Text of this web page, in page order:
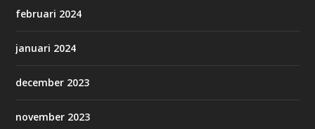
februari 2024
januari 2024
december 2023
november 2023